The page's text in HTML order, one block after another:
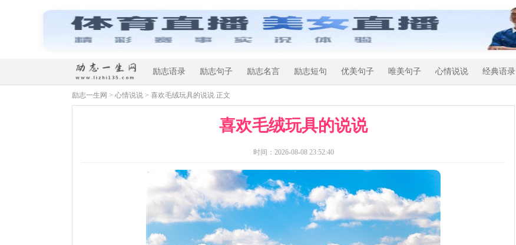
励志语录 励志句子 励志名言 励志短句 优美句子 唯美句子 心情说说 经典语录
励志一生网 > 心情说说 > 喜欢毛绒玩具的说说 正文
喜欢毛绒玩具的说说
时间：2026-08-08 23:52:40